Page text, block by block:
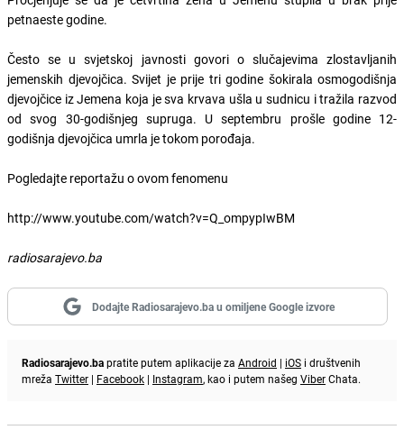
petnaeste godine.
Često se u svjetskoj javnosti govori o slučajevima zlostavljanih
jemenskih djevojčica. Svijet je prije tri godine šokirala osmogodišnja
djevojčice iz Jemena koja je sva krvava ušla u sudnicu i tražila razvod
od svog 30-godišnjeg supruga. U septembru prošle godine 12-
godišnja djevojčica umrla je tokom porođaja.
Pogledajte reportažu o ovom fenomenu
http://www.youtube.com/watch?v=Q_ompypIwBM
radiosarajevo.ba
Dodajte Radiosarajevo.ba u omiljene Google izvore
Radiosarajevo.bapratite putem aplikacije za Android | iOS i društvenih
mreža Twitter | Facebook | Instagram, kao i putem našeg ViberChata.